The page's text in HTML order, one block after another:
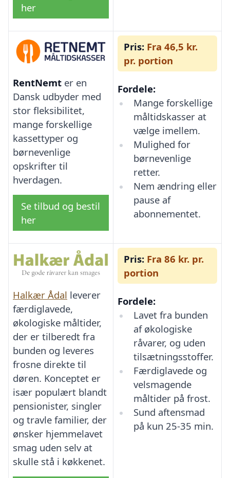
her
RentNemt er en
Dansk udbyder med
stor fleksibilitet,
mange forskellige
kassettyper og
børnevenlige
opskrifter til
hverdagen.
Se tilbud og bestil
her
Pris: Fra 46,5 kr.
pr. portion
Fordele:
Mange forskellige
måltidskasser at
vælge imellem.
Mulighed for
børnevenlige
retter.
Nem ændring eller
pause af
abonnementet.
Halkær Ådal leverer
færdiglavede,
økologiske måltider,
der er tilberedt fra
bunden og leveres
frosne direkte til
døren. Konceptet er
især populært blandt
pensionister, singler
og travle familier, der
ønsker hjemmelavet
smag uden selv at
skulle stå i køkkenet.
Pris: Fra 86 kr. pr.
portion
Fordele:
Lavet fra bunden
af økologiske
råvarer, og uden
tilsætningsstoffer.
Færdiglavede og
velsmagende
måltider på frost.
Sund aftensmad
på kun 25-35 min.